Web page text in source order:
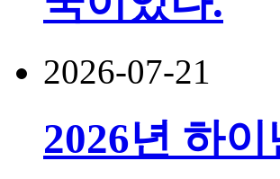
2026-07-21
2026년 하